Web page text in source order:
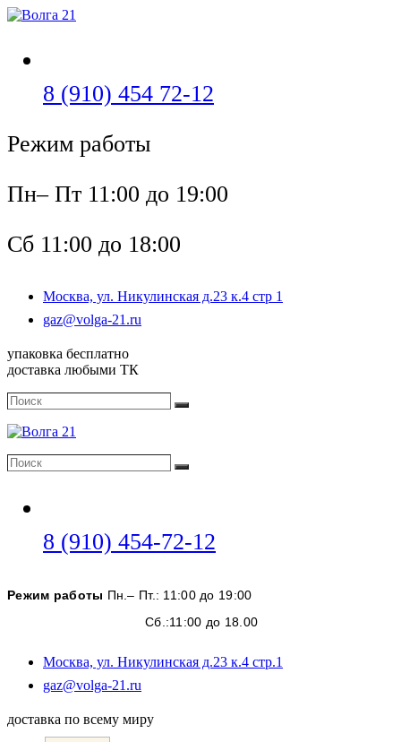
Перейти
8 (910) 454 72-12
Режим работы
Пн– Пт 11:00 до 19:00
Сб 11:00 до 18:00
Москва, ул. Никулинская д.23 к.4 стр 1
gaz@volga-21.ru
упаковка бесплатно
доставка любыми ТК
Поиск
Поиск
Поиск
Поиск
8 (910) 454-72-12
вашем
приложении
Режим работы Пн.– Пт.: 11:00 до 19:00
Сб.:11:00 до 18.00
Москва, ул. Никулинская д.23 к.4 стр.1
gaz@volga-21.ru
вашем
доставка по всему миру